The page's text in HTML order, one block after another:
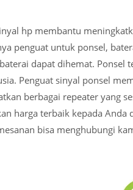
hp membantu
penguat untuk ponsel,
dapat dihemat. Ponsel
Penguat sinyal ponsel
berbagai repeater yang
harga terbaik kepada
bisa menghubungi